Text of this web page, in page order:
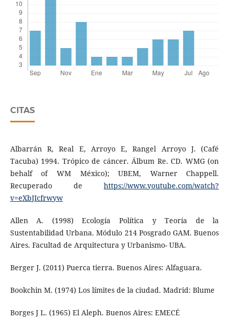
CITAS
Albarrán R, Real E, Arroyo E, Rangel Arroyo J. (Café
Tacuba) 1994. Trópico de cáncer. Álbum Re. CD. WMG (on
behalf of WM México); UBEM, Warner Chappell.
Recuperado dehttps://www.youtube.com/watch?
v=eXbJIcfrwyw
Allen A. (1998) Ecología Política y Teoría de la
Sustentabilidad Urbana. Módulo 214 Posgrado GAM. Buenos
Aires. Facultad de Arquitectura y Urbanismo- UBA.
Berger J. (2011) Puerca tierra. Buenos Aires: Alfaguara.
Bookchin M. (1974) Los límites de la ciudad. Madrid: Blume
Borges J L. (1965) El Aleph. Buenos Aires: EMECÉ